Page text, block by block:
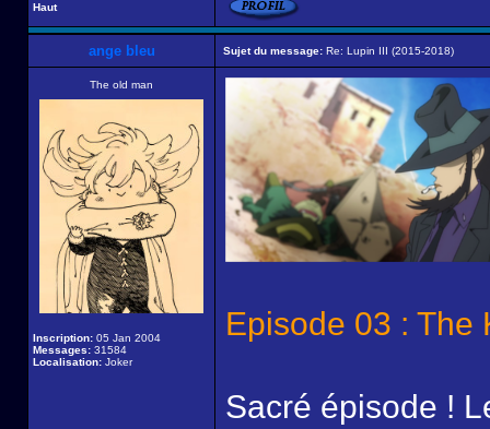
Haut
ange bleu Sujet du message: Re: Lupin III (2015-2018)
The old man
Inscription: 05 Jan 2004
Messages: 31584
Localisation: Joker
Episode 03 : The
Sacré épisode !